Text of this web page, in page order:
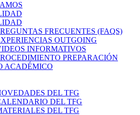
FRECUENTES (FAQS)
OUTGOING
INFORMATIVOS
PREPARACIÓN
ACADÉMICO
DEL TFG
DEL TFG
DEL TFG